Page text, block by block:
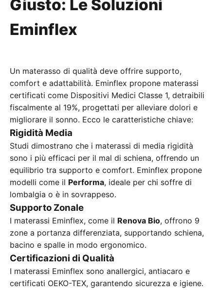
Giusto: Le Soluzioni
Eminflex
Un materasso di qualità deve offrire supporto,
comfort e adattabilità. Eminflex propone materassi
certificati come Dispositivi Medici Classe 1, detraibili
fiscalmente al 19%, progettati per alleviare dolori e
migliorare il sonno. Ecco le caratteristiche chiave:
Rigidità Media
Studi dimostrano che i materassi di media rigidità
sono i più efficaci per il mal di schiena, offrendo un
equilibrio tra supporto e comfort. Eminflex propone
modelli come il Performa, ideale per chi soffre di
lombalgia o è in sovrappeso.
Supporto Zonale
I materassi Eminflex, come il Renova Bio, offrono 9
zone a portanza differenziata, supportando schiena,
bacino e spalle in modo ergonomico.
Certificazioni di Qualità
I materassi Eminflex sono anallergici, antiacaro e
certificati OEKO-TEX, garantendo sicurezza e igiene.